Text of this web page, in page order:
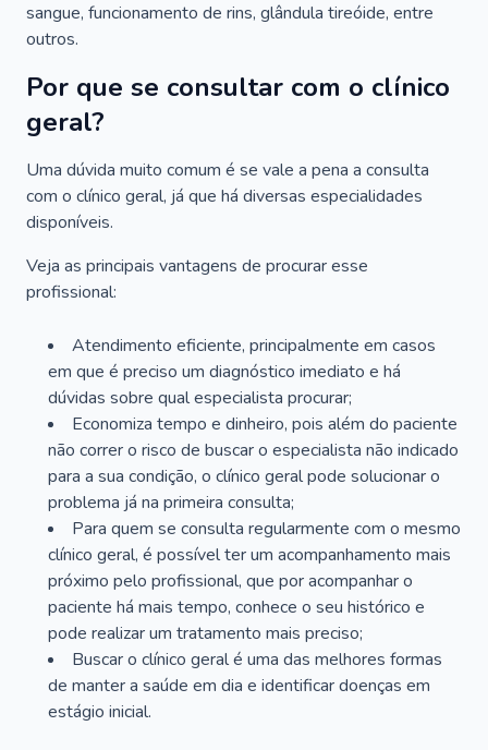
sangue, funcionamento de rins, glândula tireóide, entre
outros.
Por que se consultar com o clínico
geral?
Uma dúvida muito comum é se vale a pena a consulta
com o clínico geral, já que há diversas especialidades
disponíveis.
Veja as principais vantagens de procurar esse
profissional:
Atendimento eficiente, principalmente em casos
em que é preciso um diagnóstico imediato e há
dúvidas sobre qual especialista procurar;
Economiza tempo e dinheiro, pois além do paciente
não correr o risco de buscar o especialista não indicado
para a sua condição, o clínico geral pode solucionar o
problema já na primeira consulta;
Para quem se consulta regularmente com o mesmo
clínico geral, é possível ter um acompanhamento mais
próximo pelo profissional, que por acompanhar o
paciente há mais tempo, conhece o seu histórico e
pode realizar um tratamento mais preciso;
Buscar o clínico geral é uma das melhores formas
de manter a saúde em dia e identificar doenças em
estágio inicial.